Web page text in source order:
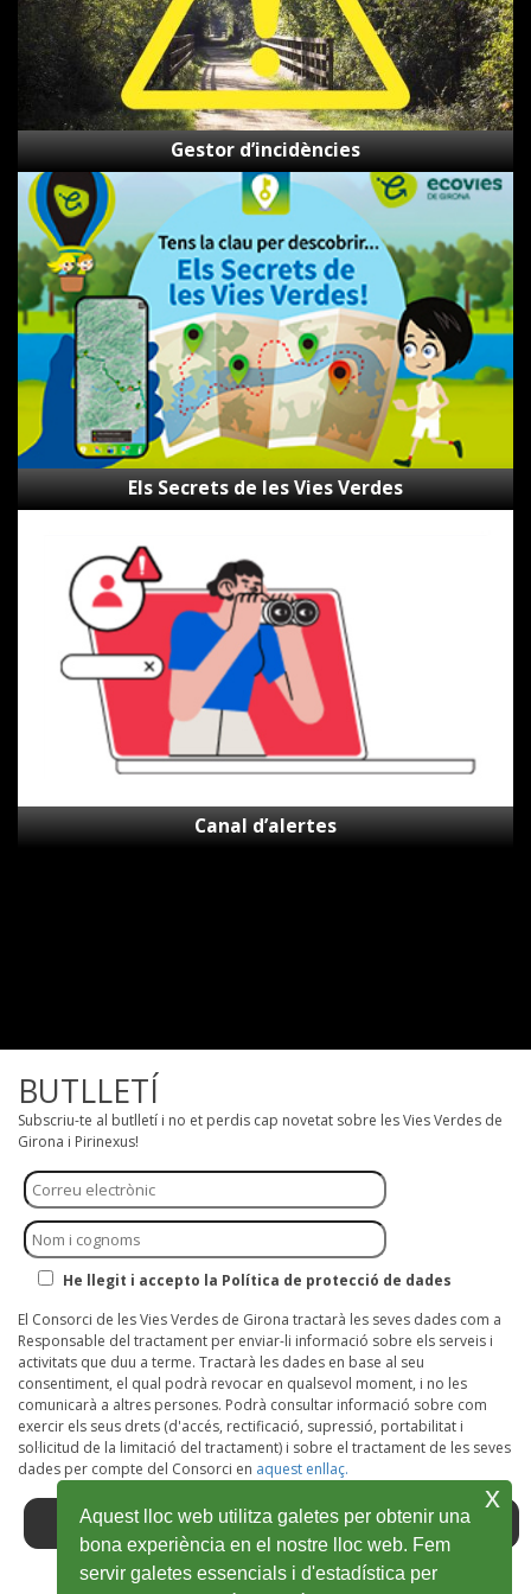
Gestor d’incidències
Els
Secrets
de
les
Vies
Verdes
Els Secrets de les Vies Verdes
Canal d’alertes
BUTLLETÍ
Subscriu-te al butlletí i no et perdis cap novetat sobre les Vies Verdes de
Girona i Pirinexus!
He llegit i accepto la Política de protecció de dades
El Consorci de les Vies Verdes de Girona tractarà les seves dades com a
Responsable del tractament per enviar-li informació sobre els serveis i
activitats que duu a terme. Tractarà les dades en base al seu
consentiment, el qual podrà revocar en qualsevol moment, i no les
comunicarà a altres persones. Podrà consultar informació sobre com
exercir els seus drets (d'accés, rectificació, supressió, portabilitat i
sol·licitud de la limitació del tractament) i sobre el tractament de les seves
dades per compte del Consorci en aquest enllaç.
Aquest lloc web utilitza galetes per obtenir una
bona experiència en el nostre lloc web. Fem
servir galetes essencials i d'estadística per
x